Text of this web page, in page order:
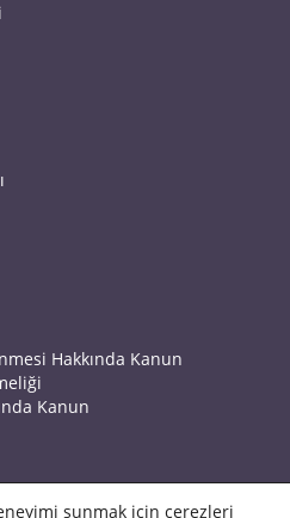
Hakkında Kanun
Kanun
sunmak için çerezleri